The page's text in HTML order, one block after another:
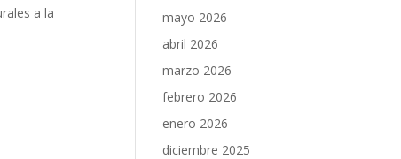
a la
mayo 2026
abril 2026
marzo 2026
febrero 2026
enero 2026
diciembre 2025